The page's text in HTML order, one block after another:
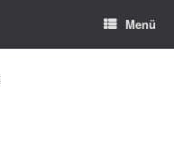
Menü